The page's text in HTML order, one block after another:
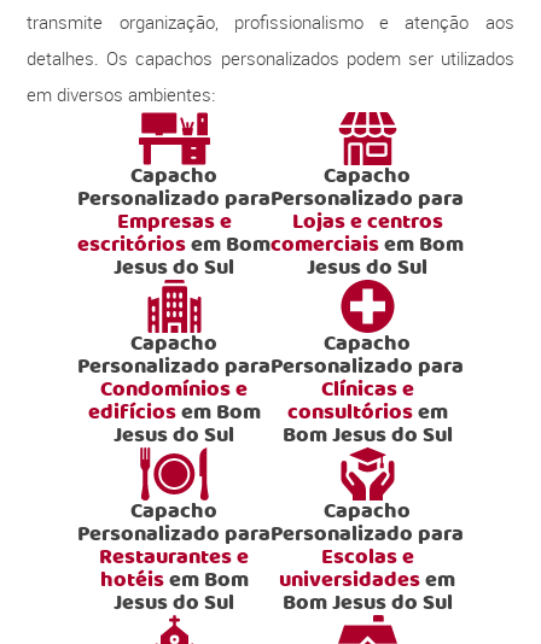
transmite organização, profissionalismo e atenção aos
detalhes. Os capachos personalizados podem ser utilizados
em diversos ambientes:
Capacho
Personalizado para
Empresas e
escritóriosem Bom
Jesus do Sul
Capacho
Personalizado para
Lojas e centros
comerciaisem Bom
Jesus do Sul
Capacho
Personalizado para
Condomínios e
edifíciosem Bom
Jesus do Sul
Capacho
Personalizado para
Clínicas e
consultóriosem
Bom Jesus do Sul
Capacho
Personalizado para
Restaurantes e
hotéisem Bom
Jesus do Sul
Capacho
Personalizado para
Escolas e
universidadesem
Bom Jesus do Sul